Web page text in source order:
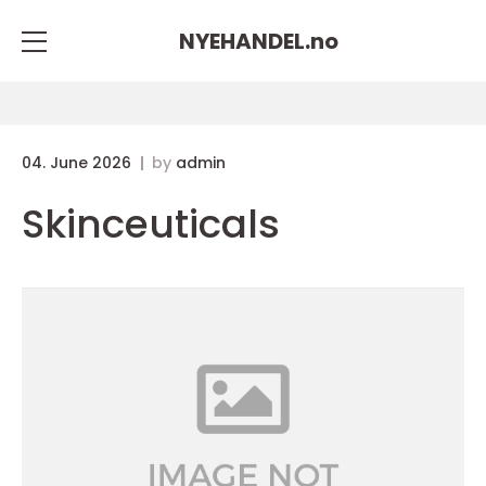
NYEHANDEL.no
04. June 2026 by admin
Skinceuticals